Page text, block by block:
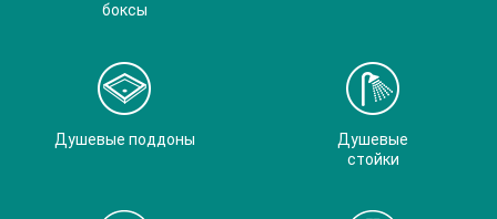
боксы
Душевые поддоны
Душевые
стойки